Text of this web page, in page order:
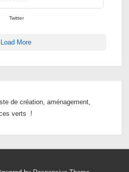
Twitter
Load More
de création, aménagement,
verts !